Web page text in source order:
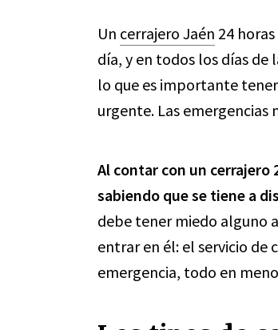
Un cerrajero Jaén 24
día, y en todos los días de
lo que es importante
urgente. Las emergencias
Al contar con un cerrajero
sabiendo que se tiene a
debe tener miedo alguno
entrar en él: el servicio de
emergencia, todo en